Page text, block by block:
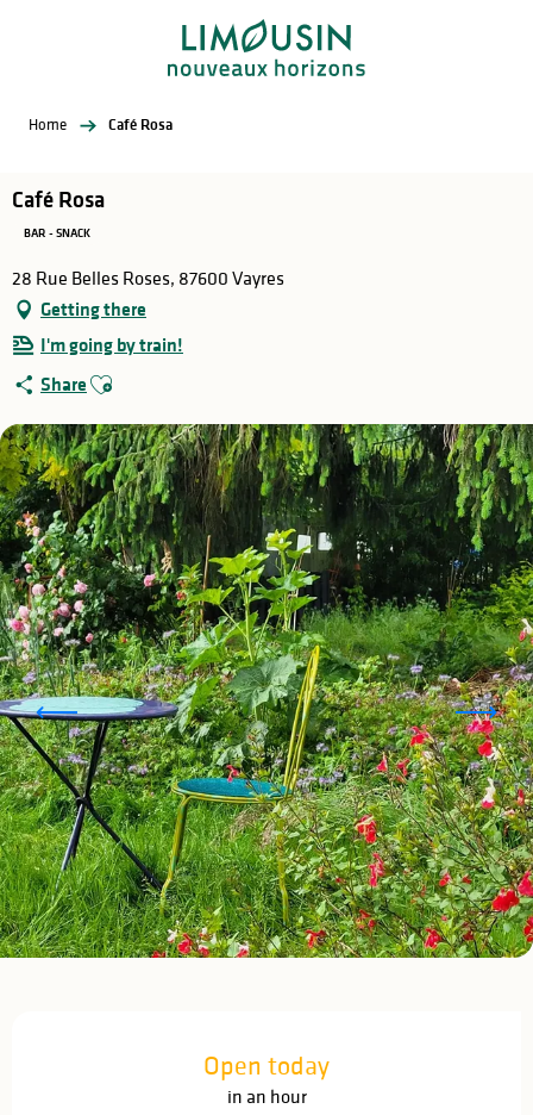
Home Café Rosa
Café Rosa
BAR - SNACK
28 Rue Belles Roses, 87600 Vayres
Getting there
I'm going by train!
Share Ajouter aux favoris
Open today
in an hour